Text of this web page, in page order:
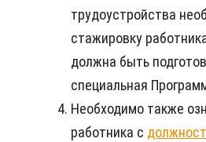
трудоустройства
стажировку
должна быть
специальная
Необходимо также
работника с